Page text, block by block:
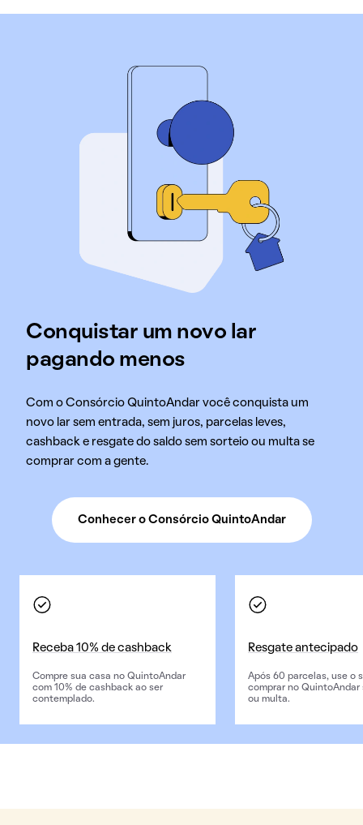
Conquistar um novo lar
pagando menos
Com o Consórcio QuintoAndar você conquista um
novo lar sem entrada, sem juros, parcelas leves,
cashback e resgate do saldo sem sorteio ou multa se
comprar com a gente.
Conhecer o Consórcio QuintoAndar
Compre sua casa no QuintoAndar
com 10% de cashback ao ser
contemplado.
Receba 10% de cashback
Após 60 parcelas, use o
comprar no QuintoAndar
ou multa.
Resgate antecipado